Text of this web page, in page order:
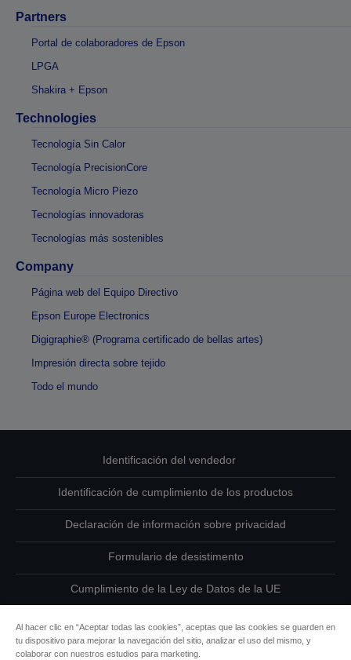
Partners
Portal de colaboradores de Epson
LPGA
Shakira + Epson
Technologies
Tecnología Sin Calor
Tecnología PrecisionCore
Tecnología Micro Piezo
Tecnologías innovadoras
Tecnologías más sostenibles
Company
Página web del Equipo Directivo
Epson Europe Electronics
Digigraphie® (Programa certificado de bellas artes)
Impresión directa sobre tejido
Todo el mundo
Identificación del vendedor
Identificación de cumplimiento de los productos
Declaración de información sobre privacidad
Formulario de desistimento
Cumplimiento de la Ley de Datos de la UE
Información sobre cookies
Al hacer clic en “Aceptar todas las cookies”, aceptas que las cookies se guarden en
tu dispositivo para mejorar la navegación del sitio, analizar el uso del mismo, y
colaborar con nuestros estudios para marketing.